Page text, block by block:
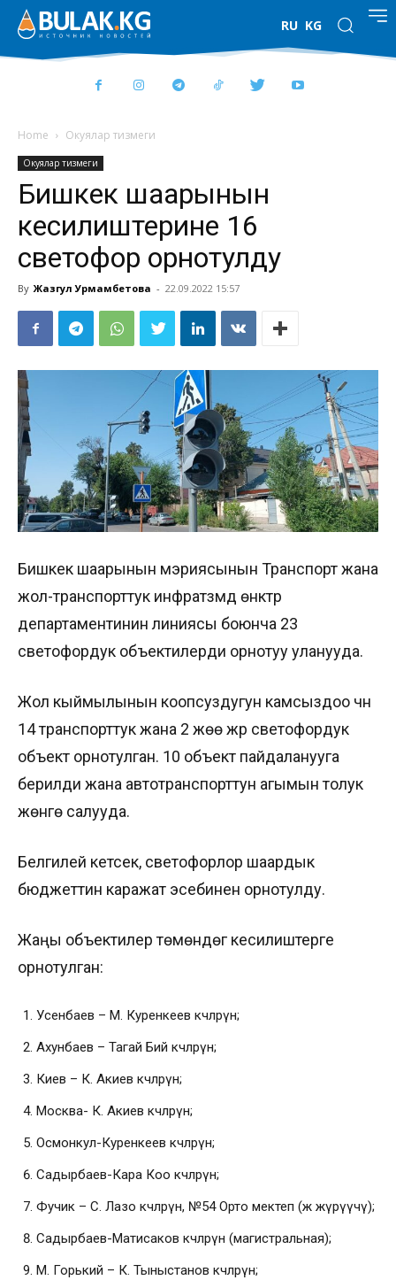
RU KG
Home Окуялар тизмеги
Окуялар тизмеги
Бишкек шаарынын
кесилиштерине 16
светофор орнотулду
By Жазгул Урмамбетова - 22.09.2022 15:57
Бишкек шаарынын мэриясынын Транспорт жана
жол-транспорттук инфратүзүмдү өнүктүрүү
департаментинин линиясы боюнча 23
светофордук объектилерди орнотуу уланууда.
Жол кыймылынын коопсуздугун камсыздоо үчүн
14 транспорттук жана 2 жөө жүрүү светофордук
объект орнотулган. 10 объект пайдаланууга
берилди жана автотранспорттун агымын толук
жөнгө салууда.
Белгилей кетсек, светофорлор шаардык
бюджеттин каражат эсебинен орнотулду.
Жаңы объектилер төмөндөгү кесилиштерге
орнотулган:
Усенбаев – М. Куренкеев көчөлөрүнө;
Ахунбаев – Тагай Бий көчөлөрүнө;
Киев – К. Акиев көчөлөрүнө;
Москва- К. Акиев көчөлөрүнө;
Осмонкул-Куренкеев көчөлөрүнө;
Садырбаев-Кара Коо көчөлөрүнө;
Фучик – С. Лазо көчөлөрүнө, №54 Орто мектеп (жөө жүрүүчү);
Садырбаев-Матисаков көчөлөрүнө (магистральная);
М. Горький – К. Тыныстанов көчөлөрүнө;